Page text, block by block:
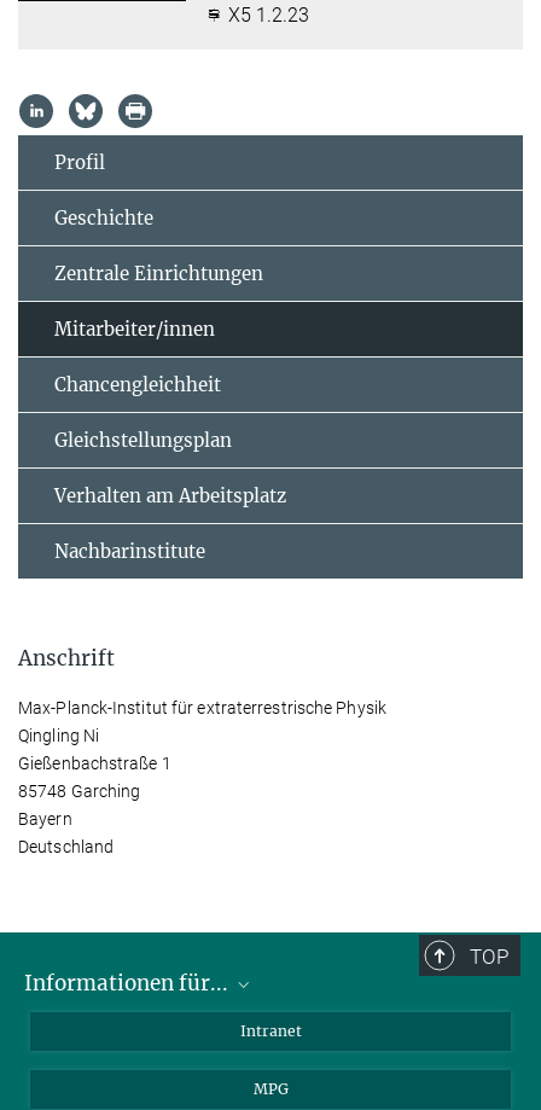
X5 1.2.23
Profil
Geschichte
Zentrale Einrichtungen
Mitarbeiter/innen
Chancengleichheit
Gleichstellungsplan
Verhalten am Arbeitsplatz
Nachbarinstitute
Anschrift
Max-Planck-Institut für extraterrestrische Physik
Qingling Ni
Gießenbachstraße 1
85748 Garching
Bayern
Deutschland
TOP
Informationen für...
Studenten
Journalisten
Intranet
MPG